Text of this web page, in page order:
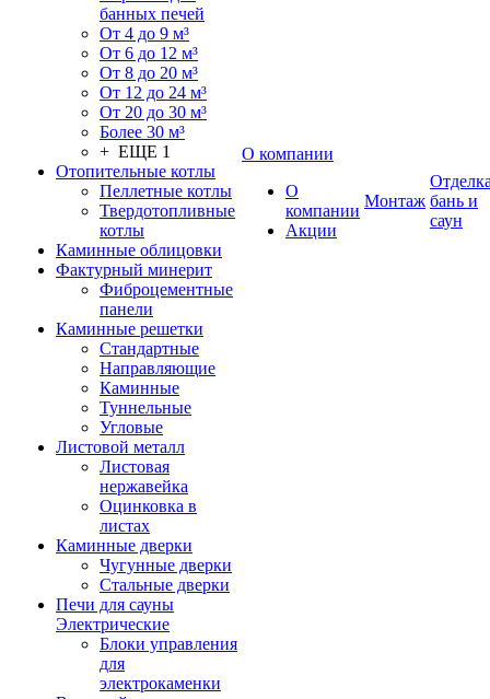
банных печей
От 4 до 9 м³
От 6 до 12 м³
От 8 до 20 м³
От 12 до 24 м³
От 20 до 30 м³
Более 30 м³
+ ЕЩЕ 1
Отопительные котлы
Пеллетные котлы
Твердотопливные
котлы
Каминные облицовки
Фактурный минерит
Фиброцементные
панели
Каминные решетки
Стандартные
Направляющие
Каминные
Туннельные
Угловые
Листовой металл
Листовая
нержавейка
Оцинковка в
листах
Каминные дверки
Чугунные дверки
Стальные дверки
Печи для сауны
Электрические
Блоки управления
для
электрокаменки
О компании
О
компании
Акции
Монтаж бань и
саун